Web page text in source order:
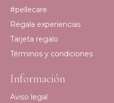
#pellecare
Regala experiencias
Tarjeta regalo
Términos y condiciones
Información
Aviso legal